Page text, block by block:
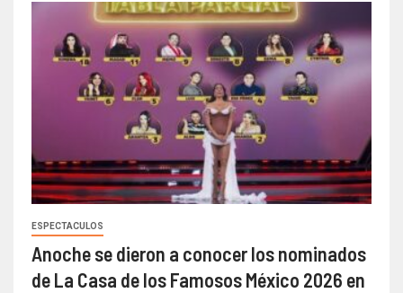
ESPECTACULOS
Anoche se dieron a conocer los nominados
de La Casa de los Famosos México 2026 en